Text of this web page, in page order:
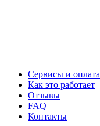
Сервисы и оплата
Как это работает
Отзывы
FAQ
Контакты